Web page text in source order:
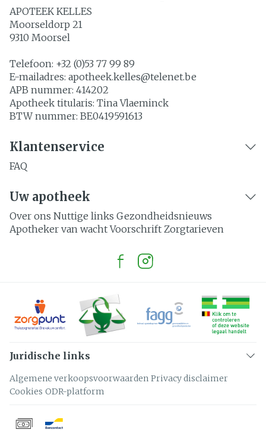
APOTEEK KELLES
Moorseldorp 21
9310 Moorsel
Telefoon: +32 (0)53 77 99 89
E-mailadres: apotheek.kelles@telenet.be
APB nummer: 414202
Apotheek titularis: Tina Vlaeminck
BTW nummer: BE0419591613
Klantenservice
FAQ
Uw apotheek
Over ons Nuttige links Gezondheidsnieuws
Apotheker van wacht Voorschrift Zorgtarieven
Juridische links
Algemene verkoopsvoorwaarden Privacy disclaimer
Cookies ODR-platform